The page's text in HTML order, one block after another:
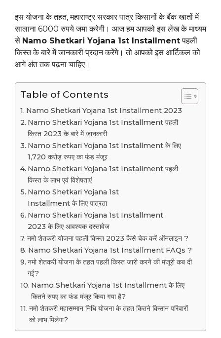
इस योजना के तहत, महाराष्ट्र सरकार पात्र किसानों के बैंक खातों में
सालाना 6000 रुपये जमा करेगी। आज हम आपको इस लेख के माध्यम
से Namo Shetkari Yojana 1st Installmentपहली
किस्त के बारे में जानकारी प्रदान करेंगे। तो आपको इस आर्टिकल को
आगे अंत तक पढ़ना चाहिए।
Table of Contents
Namo Shetkari Yojana 1st Installment 2023
Namo Shetkari Yojana 1st Installment पहली
किस्त 2023 के बारे में जानकारी
Namo Shetkari Yojana 1st Installment के लिए
1,720 करोड़ रुपए का फंड मंजूर
Namo Shetkari Yojana 1st Installment पहली
किस्त के लाभ एवं विशेषताएं
Namo Shetkari Yojana 1st
Installment के लिए पात्रता
Namo Shetkari Yojana 1st Installment
2023 के लिए आवश्यक दस्तावेज
नमो शेतकरी योजना पहली किस्त 2023 कैसे चेक करें ऑनलाइन ?
Namo Shetkari Yojana 1st Installment FAQs ?
नमो शेतकरी योजना के तहत पहली किस्त जारी करने की मंजूरी कब दी
गई?
Namo Shetkari Yojana 1st Installment के लिए
कितने रुपए का फंड मंजूर किया गया है?
नमो शेतकरी महासम्मान निधि योजना के तहत कितने किसान परिवारों
को लाभ मिलेगा?